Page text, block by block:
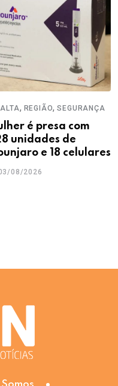
, REGIÃO,SEGURANÇA
é presa com
unidades de
e 18 celulares
08/2026